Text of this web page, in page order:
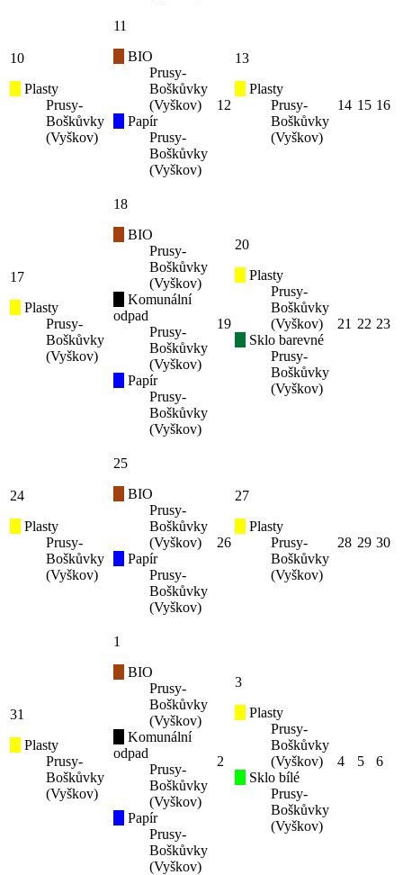
10
Plasty
Prusy-
Boškůvky
(Vyškov)
11
BIO
Prusy-
Boškůvky
(Vyškov)
Papír
Prusy-
Boškůvky
(Vyškov)
12
13
Plasty
Prusy-
Boškůvky
(Vyškov)
14 15 16
17
Plasty
Prusy-
Boškůvky
(Vyškov)
18
BIO
Prusy-
Boškůvky
(Vyškov)
Komunální
odpad
Prusy-
Boškůvky
(Vyškov)
Papír
Prusy-
Boškůvky
(Vyškov)
19
20
Plasty
Prusy-
Boškůvky
(Vyškov)
Sklo barevné
Prusy-
Boškůvky
(Vyškov)
21 22 23
24
Plasty
Prusy-
Boškůvky
(Vyškov)
25
BIO
Prusy-
Boškůvky
(Vyškov)
Papír
Prusy-
Boškůvky
(Vyškov)
26
27
Plasty
Prusy-
Boškůvky
(Vyškov)
28 29 30
31
Plasty
Prusy-
Boškůvky
(Vyškov)
1
BIO
Prusy-
Boškůvky
(Vyškov)
Komunální
odpad
Prusy-
Boškůvky
(Vyškov)
Papír
Prusy-
Boškůvky
(Vyškov)
2
3
Plasty
Prusy-
Boškůvky
(Vyškov)
Sklo bílé
Prusy-
Boškůvky
(Vyškov)
4 5 6